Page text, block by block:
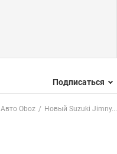
Подписаться
Авто Oboz Новый Suzuki Jimny...